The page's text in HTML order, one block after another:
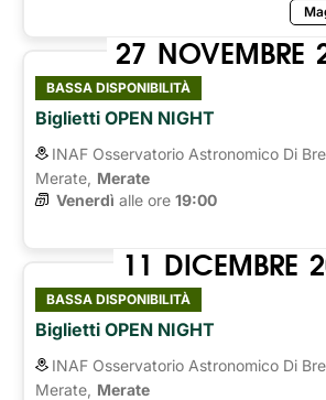
27 NOVEMBRE
BASSA DISPONIBILITÀ
Biglietti OPEN NIGHT
INAF Osservatorio Astronomico Di
Merate, Merate
Venerdì alle ore 19:00
11 DICEMBRE
BASSA DISPONIBILITÀ
Biglietti OPEN NIGHT
INAF Osservatorio Astronomico Di
Merate, Merate